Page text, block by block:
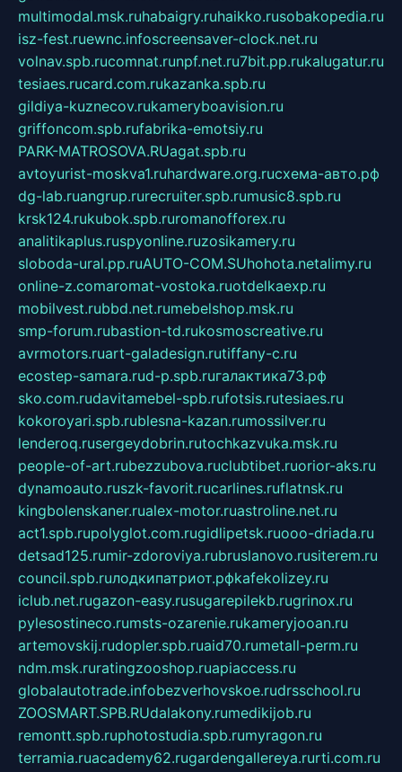
multimodal.msk.ruhabaigry.ruhaikko.rusobakopedia.ru
isz-fest.ruewnc.infoscreensaver-clock.net.ru
volnav.spb.rucomnat.runpf.net.ru7bit.pp.rukalugatur.ru
tesiaes.rucard.com.rukazanka.spb.ru
gildiya-kuznecov.rukameryboavision.ru
griffoncom.spb.rufabrika-emotsiy.ru
PARK-MATROSOVA.RUagat.spb.ru
avtoyurist-moskva1.ruhardware.org.ruсхема-авто.рф
dg-lab.ruangrup.rurecruiter.spb.rumusic8.spb.ru
krsk124.rukubok.spb.ruromanofforex.ru
analitikaplus.ruspyonline.ruzosikamery.ru
sloboda-ural.pp.ruAUTO-COM.SUhohota.netalimy.ru
online-z.comaromat-vostoka.ruotdelkaexp.ru
mobilvest.rubbd.net.rumebelshop.msk.ru
smp-forum.rubastion-td.rukosmoscreative.ru
avrmotors.ruart-galadesign.rutiffany-c.ru
ecostep-samara.rud-p.spb.ruгалактика73.рф
sko.com.rudavitamebel-spb.rufotsis.rutesiaes.ru
kokoroyari.spb.rublesna-kazan.rumossilver.ru
lenderoq.rusergeydobrin.rutochkazvuka.msk.ru
people-of-art.rubezzubova.ruclubtibet.ruorior-aks.ru
dynamoauto.ruszk-favorit.rucarlines.ruflatnsk.ru
kingbolenskaner.rualex-motor.ruastroline.net.ru
act1.spb.rupolyglot.com.rugidlipetsk.ruooo-driada.ru
detsad125.rumir-zdoroviya.rubruslanovo.rusiterem.ru
council.spb.ruлодкипатриот.рфkafekolizey.ru
iclub.net.rugazon-easy.rusugarepilekb.rugrinox.ru
pylesostineco.rumsts-ozarenie.rukameryjooan.ru
artemovskij.rudopler.spb.ruaid70.rumetall-perm.ru
ndm.msk.ruratingzooshop.ruapiaccess.ru
globalautotrade.infobezverhovskoe.rudrsschool.ru
ZOOSMART.SPB.RUdalakony.rumedikijob.ru
remontt.spb.ruphotostudia.spb.rumyragon.ru
terramia.ruacademy62.rugardengallereya.rurti.com.ru